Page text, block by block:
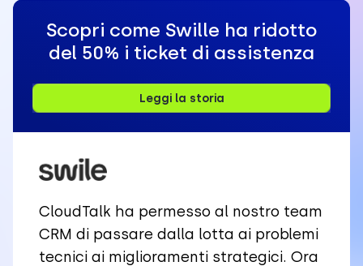
Scopri come Swille ha ridotto
del 50% i ticket di assistenza
Leggi la storia
CloudTalk ha permesso al nostro team
CRM di passare dalla lotta ai problemi
tecnici ai miglioramenti strategici. Ora